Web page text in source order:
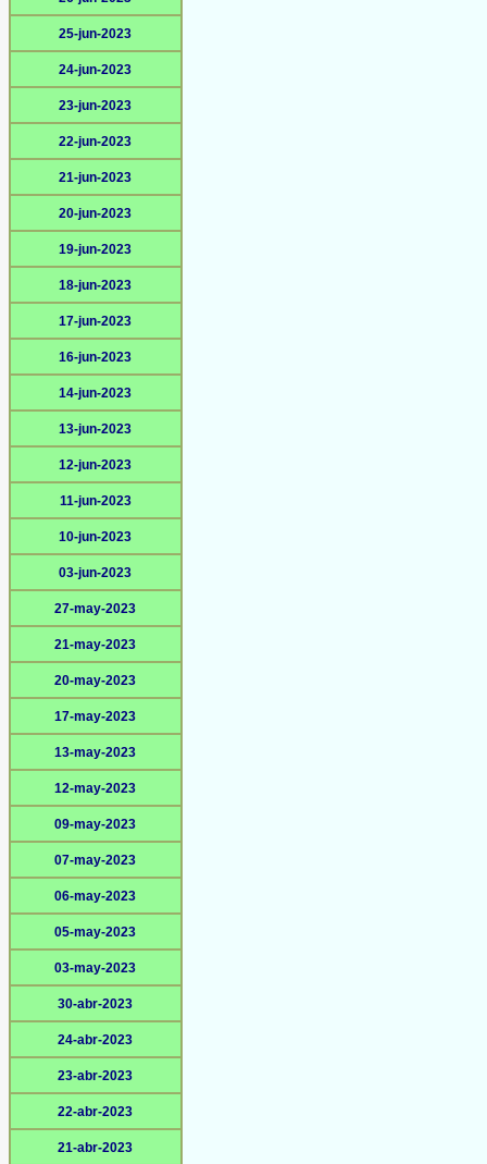
25-jun-2023
24-jun-2023
23-jun-2023
22-jun-2023
21-jun-2023
20-jun-2023
19-jun-2023
18-jun-2023
17-jun-2023
16-jun-2023
14-jun-2023
13-jun-2023
12-jun-2023
11-jun-2023
10-jun-2023
03-jun-2023
27-may-2023
21-may-2023
20-may-2023
17-may-2023
13-may-2023
12-may-2023
09-may-2023
07-may-2023
06-may-2023
05-may-2023
03-may-2023
30-abr-2023
24-abr-2023
23-abr-2023
22-abr-2023
21-abr-2023